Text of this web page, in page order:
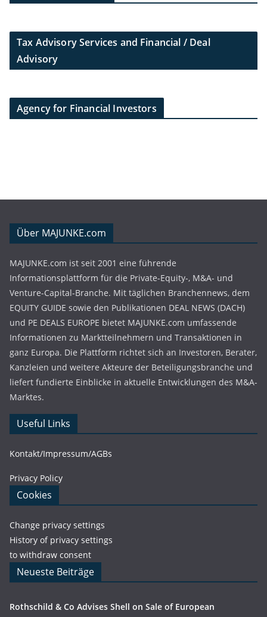
Tax Advisory Services and Financial / Deal
Advisory
Agency for Financial Investors
Über MAJUNKE.com
MAJUNKE.com ist seit 2001 eine führende
Informationsplattform für die Private-Equity-, M&A- und
Venture-Capital-Branche. Mit täglichen Branchennews, dem
EQUITY GUIDE sowie den Publikationen DEAL NEWS (DACH)
und PE DEALS EUROPE bietet MAJUNKE.com umfassende
Informationen zu Marktteilnehmern und Transaktionen in
ganz Europa. Die Plattform richtet sich an Investoren, Berater,
Kanzleien und weitere Akteure der Beteiligungsbranche und
liefert fundierte Einblicke in aktuelle Entwicklungen des M&A-
Marktes.
Useful Links
Kontakt/Impressum/AGBs
Privacy Policy
Cookies
Change privacy settings
History of privacy settings
to withdraw consent
Neueste Beiträge
Rothschild & Co Advises Shell on Sale of European